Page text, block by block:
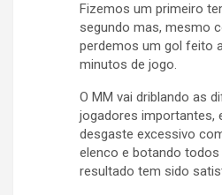
Fizemos um primeiro
segundo mas, mesmo
perdemos um gol feito
minutos de jogo.
O MM vai driblando as
jogadores importantes,
desgaste excessivo
elenco e botando todos
resultado tem sido